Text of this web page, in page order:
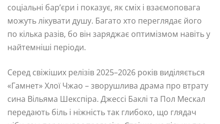
соціальні бар’єри і показує, як сміх і взаємоповага
можуть лікувати душу. Багато хто переглядає його
по кілька разів, бо він заряджає оптимізмом навіть у
найтемніші періоди.
Серед свіжіших релізів 2025–2026 років виділяється
«Гамнет» Хлої Чжао – зворушлива драма про втрату
сина Вільяма Шекспіра. Джессі Баклі та Пол Мескал
передають біль і ніжність так глибоко, що глядач